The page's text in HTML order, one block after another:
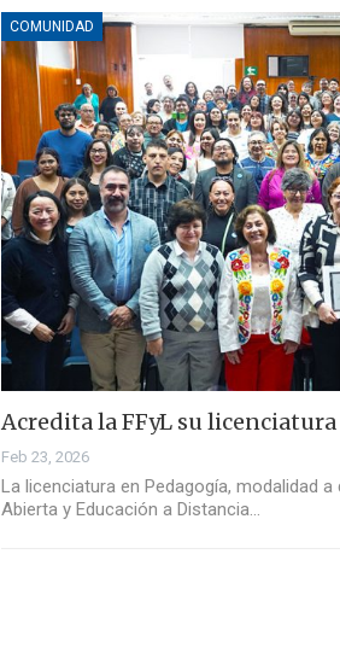
COMUNIDAD
Acredita la FFyL su
Feb 23, 2026
La licenciatura en Pedagogía, modalidad
Abierta y Educación a Distancia…